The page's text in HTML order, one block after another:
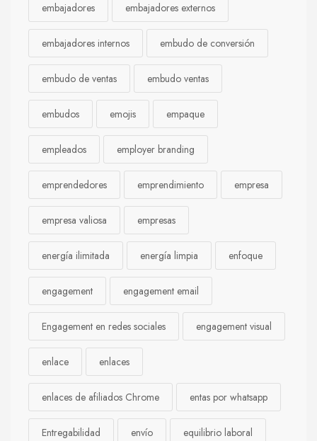
embajadores embajadores externos
embajadores internos embudo de conversión
embudo de ventas embudo ventas
embudos emojis empaque
empleados employer branding
emprendedores emprendimiento empresa
empresa valiosa empresas
energía ilimitada energía limpia enfoque
engagement engagement email
Engagement en redes sociales engagement visual
enlace enlaces
enlaces de afiliados Chrome entas por whatsapp
Entregabilidad envío equilibrio laboral